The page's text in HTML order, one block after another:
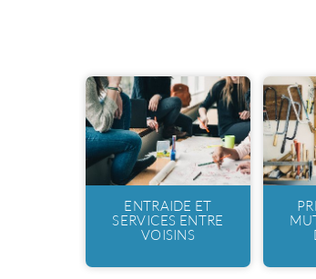
ENTRAIDE ET
SERVICES ENTRE
VOISINS